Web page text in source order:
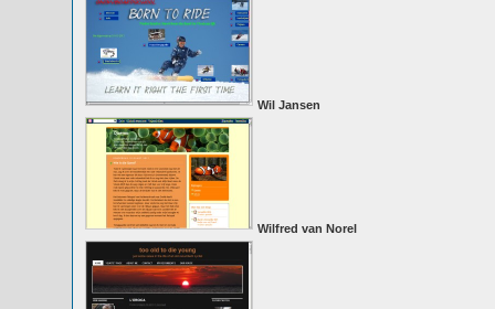
Wil Jansen
Wilfred van Norel